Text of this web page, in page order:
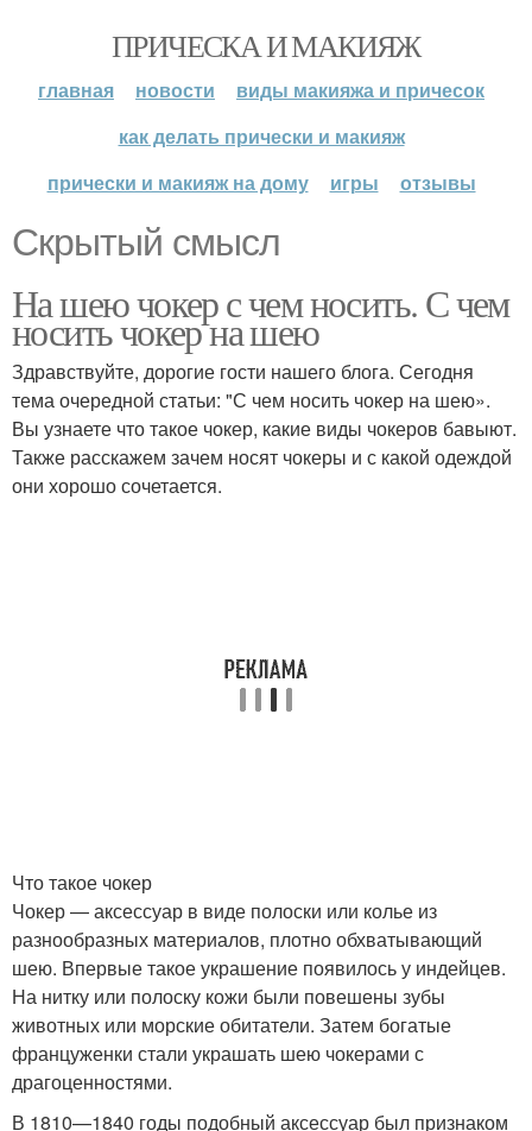
ПРИЧЕСКА И МАКИЯЖ
главная новости
виды макияжа и причесок
как делать прически и макияж
прически и макияж на дому
игры отзывы
Скрытый смысл
На шею чокер с чем носить. С чем
носить чокер на шею
Здравствуйте, дорогие гости нашего блога. Сегодня
тема очередной статьи: "С чем носить чокер на шею».
Вы узнаете что такое чокер, какие виды чокеров бавыют.
Также расскажем зачем носят чокеры и с какой одеждой
они хорошо сочетается.
Что такое чокер
Чокер — аксессуар в виде полоски или колье из
разнообразных материалов, плотно обхватывающий
шею. Впервые такое украшение появилось у индейцев.
На нитку или полоску кожи были повешены зубы
животных или морские обитатели. Затем богатые
француженки стали украшать шею чокерами с
драгоценностями.
В 1810—1840 годы подобный аксессуар был признаком